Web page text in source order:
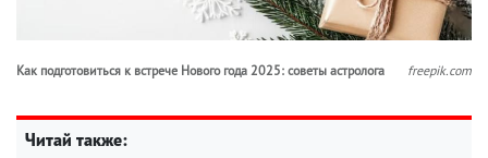
Как подготовиться к встрече Нового года 2025: советы астролога freepik.com
Читай также: